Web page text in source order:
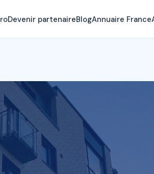
Devenir partenaireBlogAnnuaire France